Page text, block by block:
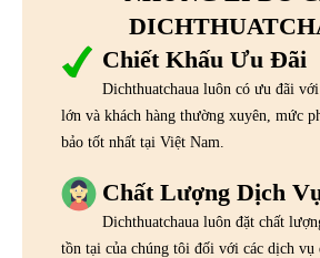
Chiết Khấu Ưu Đãi
Dichthuatchaua luôn có ưu đãi
lớn và khách hàng thường xuyên, mức
bảo tốt nhất tại Việt Nam.
Chất Lượng Dịch
Dichthuatchaua luôn đặt chất
tồn tại của chúng tôi đối với các dịch vụ